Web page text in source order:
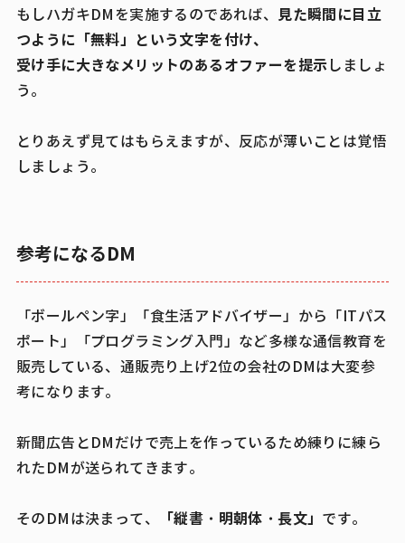
もしハガキDMを実施するのであれば、 見た瞬間に目立
つように「無料」という文字を付け、
受け手に大きなメリットのあるオファーを提示 しましょ
う。
とりあえず見てはもらえますが、反応が薄いことは覚悟
しましょう。
参考になるDM
「ボールペン字」「食生活アドバイザー」から「ITパス
ポート」「プログラミング入門」など多様な通信教育を
販売している、通販売り上げ2位の会社のDMは大変参
考になります。
新聞広告とDMだけで売上を作っているため練りに練ら
れたDMが送られてきます。
そのDMは決まって、 「縦書・明朝体・長文」 です。